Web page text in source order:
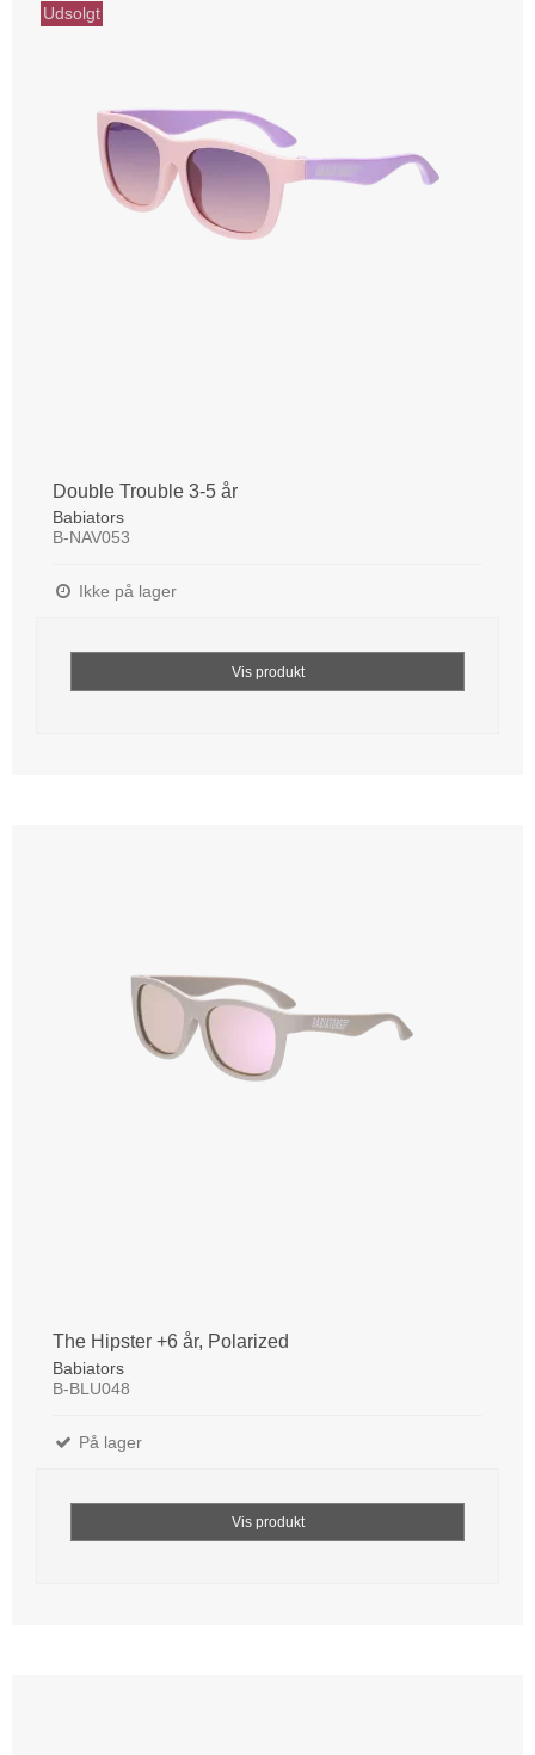
Udsolgt
Double Trouble 3-5 år
Babiators
B-NAV053
Ikke på lager
Vis produkt
The Hipster +6 år, Polarized
Babiators
B-BLU048
På lager
Vis produkt